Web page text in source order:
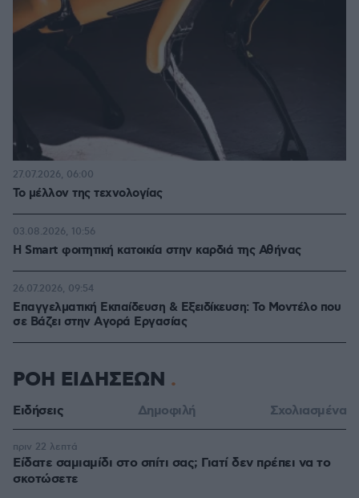
Το μέλλον της τεχνολογίας
27.07.2026, 06:00
Η Smart φοιτητική κατοικία στην καρδιά της Αθήνας
03.08.2026, 10:56
Επαγγελματική Εκπαίδευση & Εξειδίκευση: Το Mοντέλο που
σε Bάζει στην Aγορά Eργασίας
26.07.2026, 09:54
ΡΟΗ ΕΙΔΗΣΕΩΝ
Ειδήσεις Δημοφιλή Σχολιασμένα
Είδατε σαμιαμίδι στο σπίτι σας; Γιατί δεν πρέπει να το
σκοτώσετε
πριν 22 λεπτά